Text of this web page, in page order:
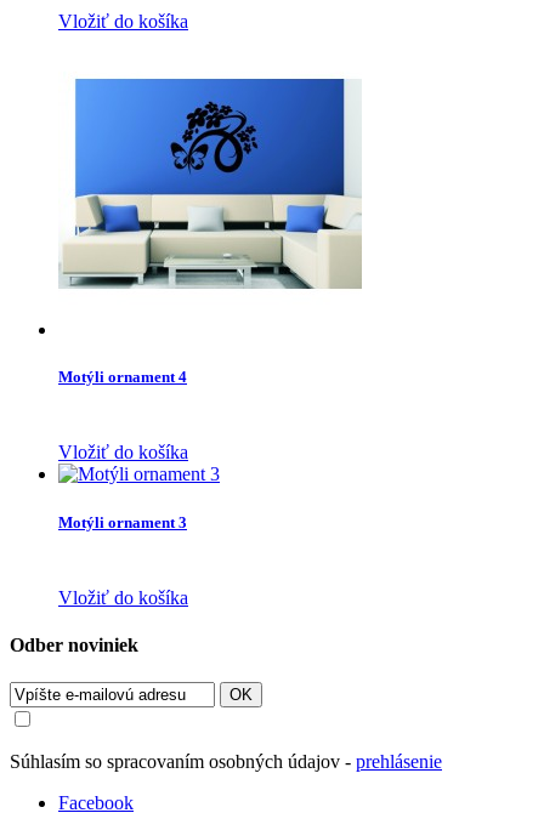
Vložiť do košíka
Motýli ornament 4
Vložiť do košíka
Motýli ornament 3
Vložiť do košíka
Odber noviniek
OK
Súhlasím so spracovaním osobných údajov - prehlásenie
Facebook